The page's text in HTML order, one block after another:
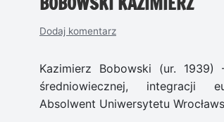
Dodaj komentarz
Kazimierz Bobowski (ur.
średniowiecznej, integracji
Absolwent Uniwersytetu